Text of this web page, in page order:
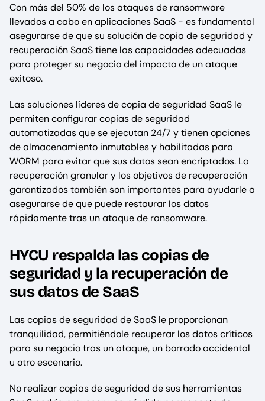
Con más del 50% de los ataques de ransomware
llevados a cabo en aplicaciones SaaS - es fundamental
asegurarse de que su solución de copia de seguridad y
recuperación SaaS tiene las capacidades adecuadas
para proteger su negocio del impacto de un ataque
exitoso.
Las soluciones líderes de copia de seguridad SaaS le
permiten configurar copias de seguridad
automatizadas que se ejecutan 24/7 y tienen opciones
de almacenamiento inmutables y habilitadas para
WORM para evitar que sus datos sean encriptados. La
recuperación granular y los objetivos de recuperación
garantizados también son importantes para ayudarle a
asegurarse de que puede restaurar los datos
rápidamente tras un ataque de ransomware.
HYCU respalda las copias de
seguridad y la recuperación de
sus datos de SaaS
Las copias de seguridad de SaaS le proporcionan
tranquilidad, permitiéndole recuperar los datos críticos
para su negocio tras un ataque, un borrado accidental
u otro escenario.
No realizar copias de seguridad de sus herramientas